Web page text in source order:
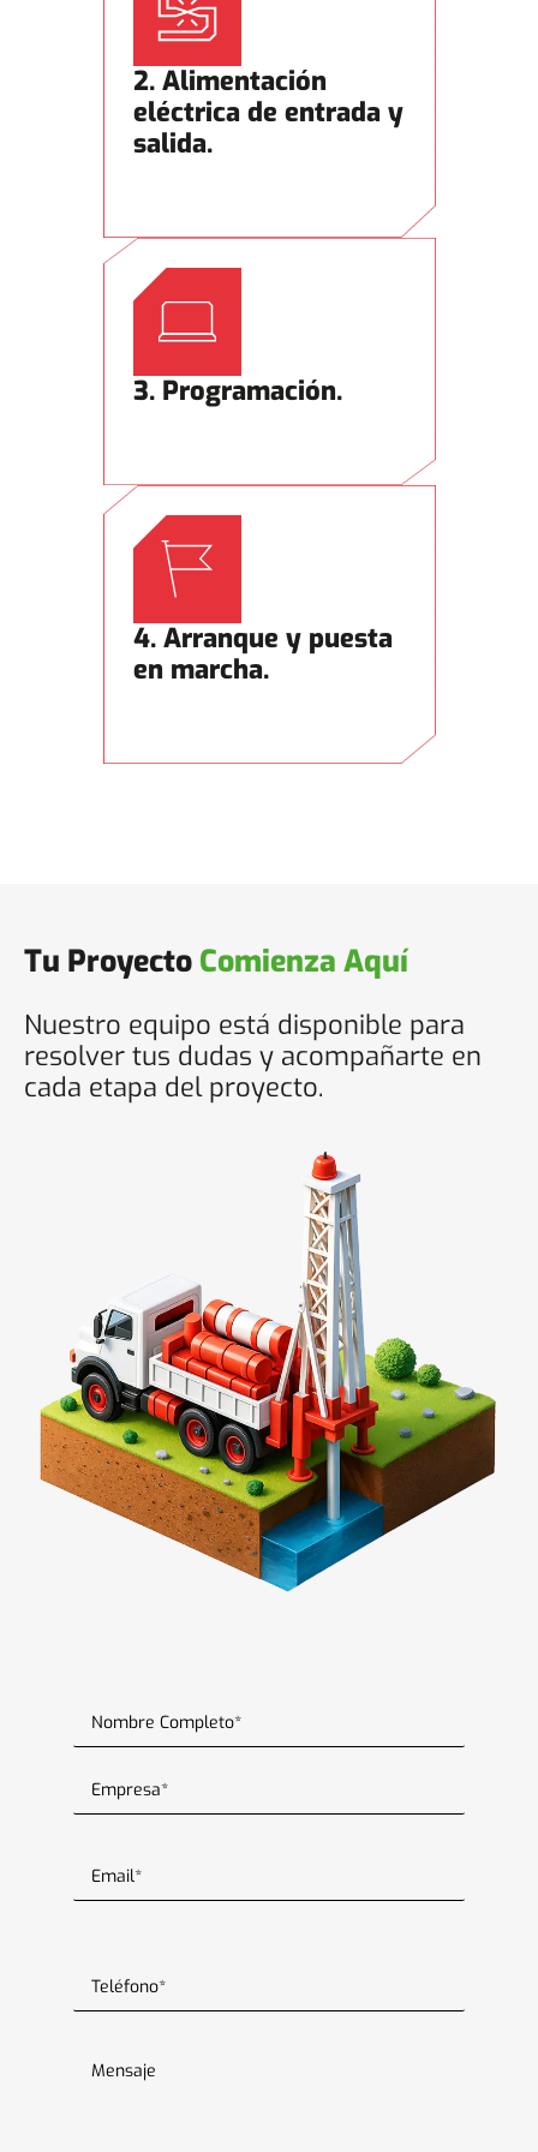
2. Alimentación
eléctrica de entrada y
salida.
3. Programación.
4. Arranque y puesta
en marcha.
Tu Proyecto Comienza Aquí
Nuestro equipo está disponible para
resolver tus dudas y acompañarte en
cada etapa del proyecto.